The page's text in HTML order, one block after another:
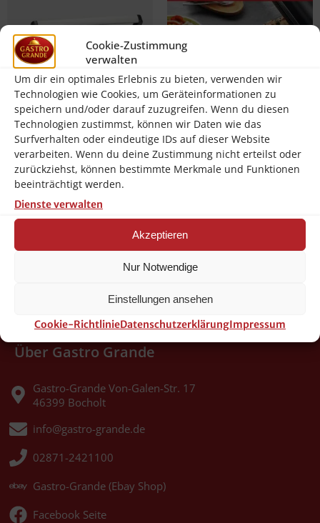
Cookie-Zustimmung
verwalten
Um dir ein optimales Erlebnis zu bieten, verwenden wir
Technologien wie Cookies, um Geräteinformationen zu
speichern und/oder darauf zuzugreifen. Wenn du diesen
Technologien zustimmst, können wir Daten wie das
Surfverhalten oder eindeutige IDs auf dieser Website
verarbeiten. Wenn du deine Zustimmung nicht erteilst oder
zurückziehst, können bestimmte Merkmale und Funktionen
beeinträchtigt werden.
Dienste verwalten
Akzeptieren
Nur Notwendige
Einstellungen ansehen
Cookie-RichtlinieDatenschutzerklärungImpressum
Severin Kontaktgrill Tischgrill
Sevini 220°C 230V 1800W
Schwarz NEU
inkl. 19 % MwSt.
zzgl.
Tefal Kontaktgrill Elektrogrill
Tischgrill OptiGrill 6
Programme Schwarz NEU
inkl. 19 % MwSt.
In den Warenkorb
Über Gastro Grande
Gastro-Grande Von-Galen-Str. 17
46399 Bocholt
info@gastro-grande.de
02871-2421100
Gastro-Grande (Ebay Shop)
Facebook Seite